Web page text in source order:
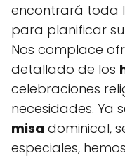
encontrará toda
para planificar
Nos complace
detallado de los
celebraciones
necesidades. Ya
misa dominical,
especiales,